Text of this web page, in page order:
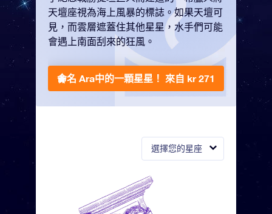
選擇您的星座
天壇座視為海上風暴的標誌。如果天壇可
見，而雲層遮蓋住其他星星，水手們可能
會遇上南面刮來的狂風。
命名 Ara中的一顆星星！ 來自 kr 271